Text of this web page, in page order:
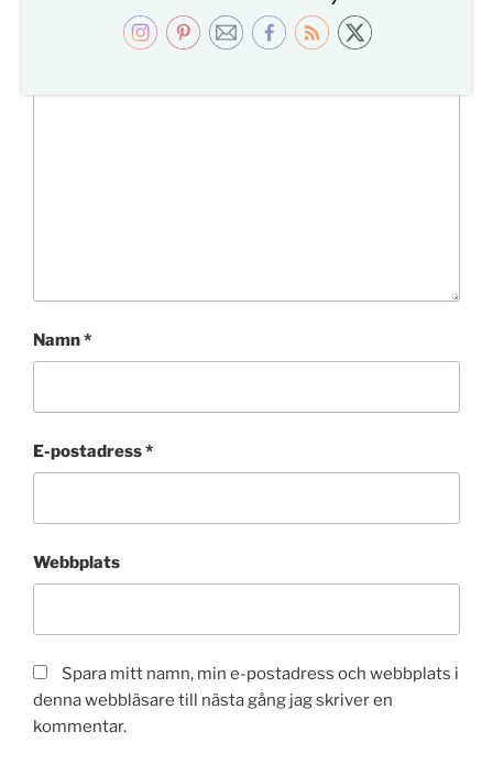
Kommentar*
Namn*
E-postadress*
Webbplats
Spara mitt namn, min e-postadress och webbplats i
denna webbläsare till nästa gång jag skriver en
kommentar.